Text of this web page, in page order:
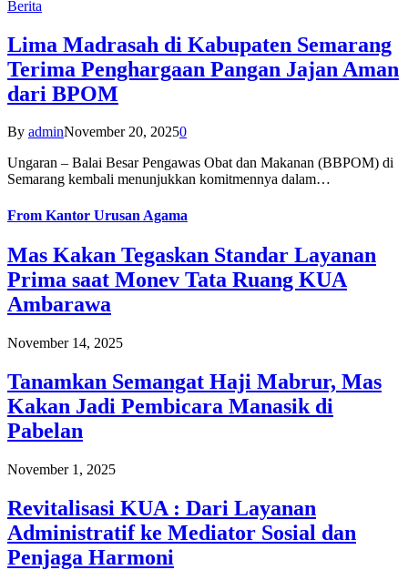
Berita
Lima Madrasah di Kabupaten Semarang
Terima Penghargaan Pangan Jajan Aman
dari BPOM
By adminNovember 20, 20250
Ungaran – Balai Besar Pengawas Obat dan Makanan (BBPOM) di
Semarang kembali menunjukkan komitmennya dalam…
From Kantor Urusan Agama
Mas Kakan Tegaskan Standar Layanan
Prima saat Monev Tata Ruang KUA
Ambarawa
November 14, 2025
Tanamkan Semangat Haji Mabrur, Mas
Kakan Jadi Pembicara Manasik di
Pabelan
November 1, 2025
Revitalisasi KUA : Dari Layanan
Administratif ke Mediator Sosial dan
Penjaga Harmoni